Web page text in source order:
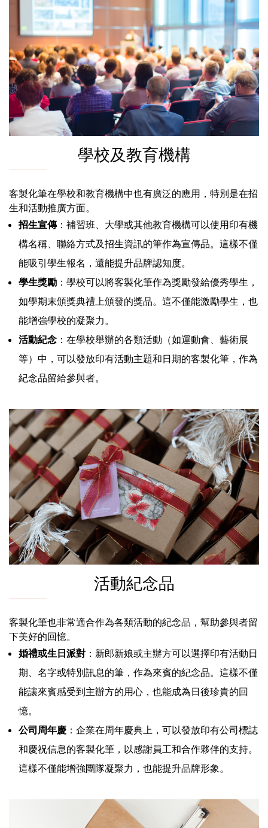
學校及教育機構
客製化筆在學校和教育機構中也有廣泛的應用，特別是在招
生和活動推廣方面。
招生宣傳：補習班、大學或其他教育機構可以使用印有機
構名稱、聯絡方式及招生資訊的筆作為宣傳品。這樣不僅
能吸引學生報名，還能提升品牌認知度。
學生獎勵 ：學校可以將客製化筆作為獎勵發給優秀學生，
如學期末頒獎典禮上頒發的獎品。這不僅能激勵學生，也
能增強學校的凝聚力。
活動紀念 ：在學校舉辦的各類活動（如運動會、藝術展
等）中，可以發放印有活動主題和日期的客製化筆，作為
紀念品留給參與者。
活動紀念品
客製化筆也非常適合作為各類活動的紀念品，幫助參與者留
下美好的回憶。
婚禮或生日派對 ：新郎新娘或主辦方可以選擇印有活動日
期、名字或特別訊息的筆，作為來賓的紀念品。這樣不僅
能讓來賓感受到主辦方的用心，也能成為日後珍貴的回
憶。
公司周年慶 ：企業在周年慶典上，可以發放印有公司標誌
和慶祝信息的客製化筆，以感謝員工和合作夥伴的支持。
這樣不僅能增強團隊凝聚力，也能提升品牌形象。